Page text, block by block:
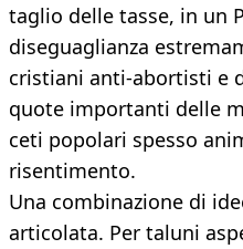
taglio delle tasse, in un
diseguaglianza
cristiani anti-abortisti e
quote importanti delle
ceti popolari spesso
risentimento.
Una combinazione di
articolata. Per taluni